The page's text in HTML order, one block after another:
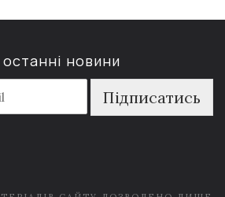
новини
Підписатись